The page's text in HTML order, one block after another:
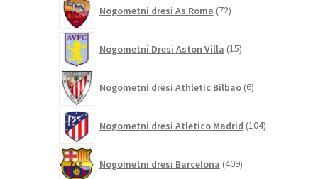
Nogometni dresi As Roma 72izdelkov
Nogometni Dresi Aston Villa 15izdelkov
Nogometni dresi Athletic Bilbao 6izdelkov
Nogometni dresi Atletico Madrid 104izdelki
Nogometni dresi Barcelona 409izdelkov